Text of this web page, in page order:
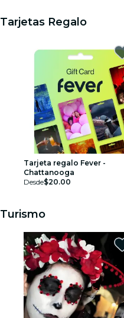
Tarjetas Regalo
Tarjeta regalo Fever -
Chattanooga
Desde$20.00
Turismo